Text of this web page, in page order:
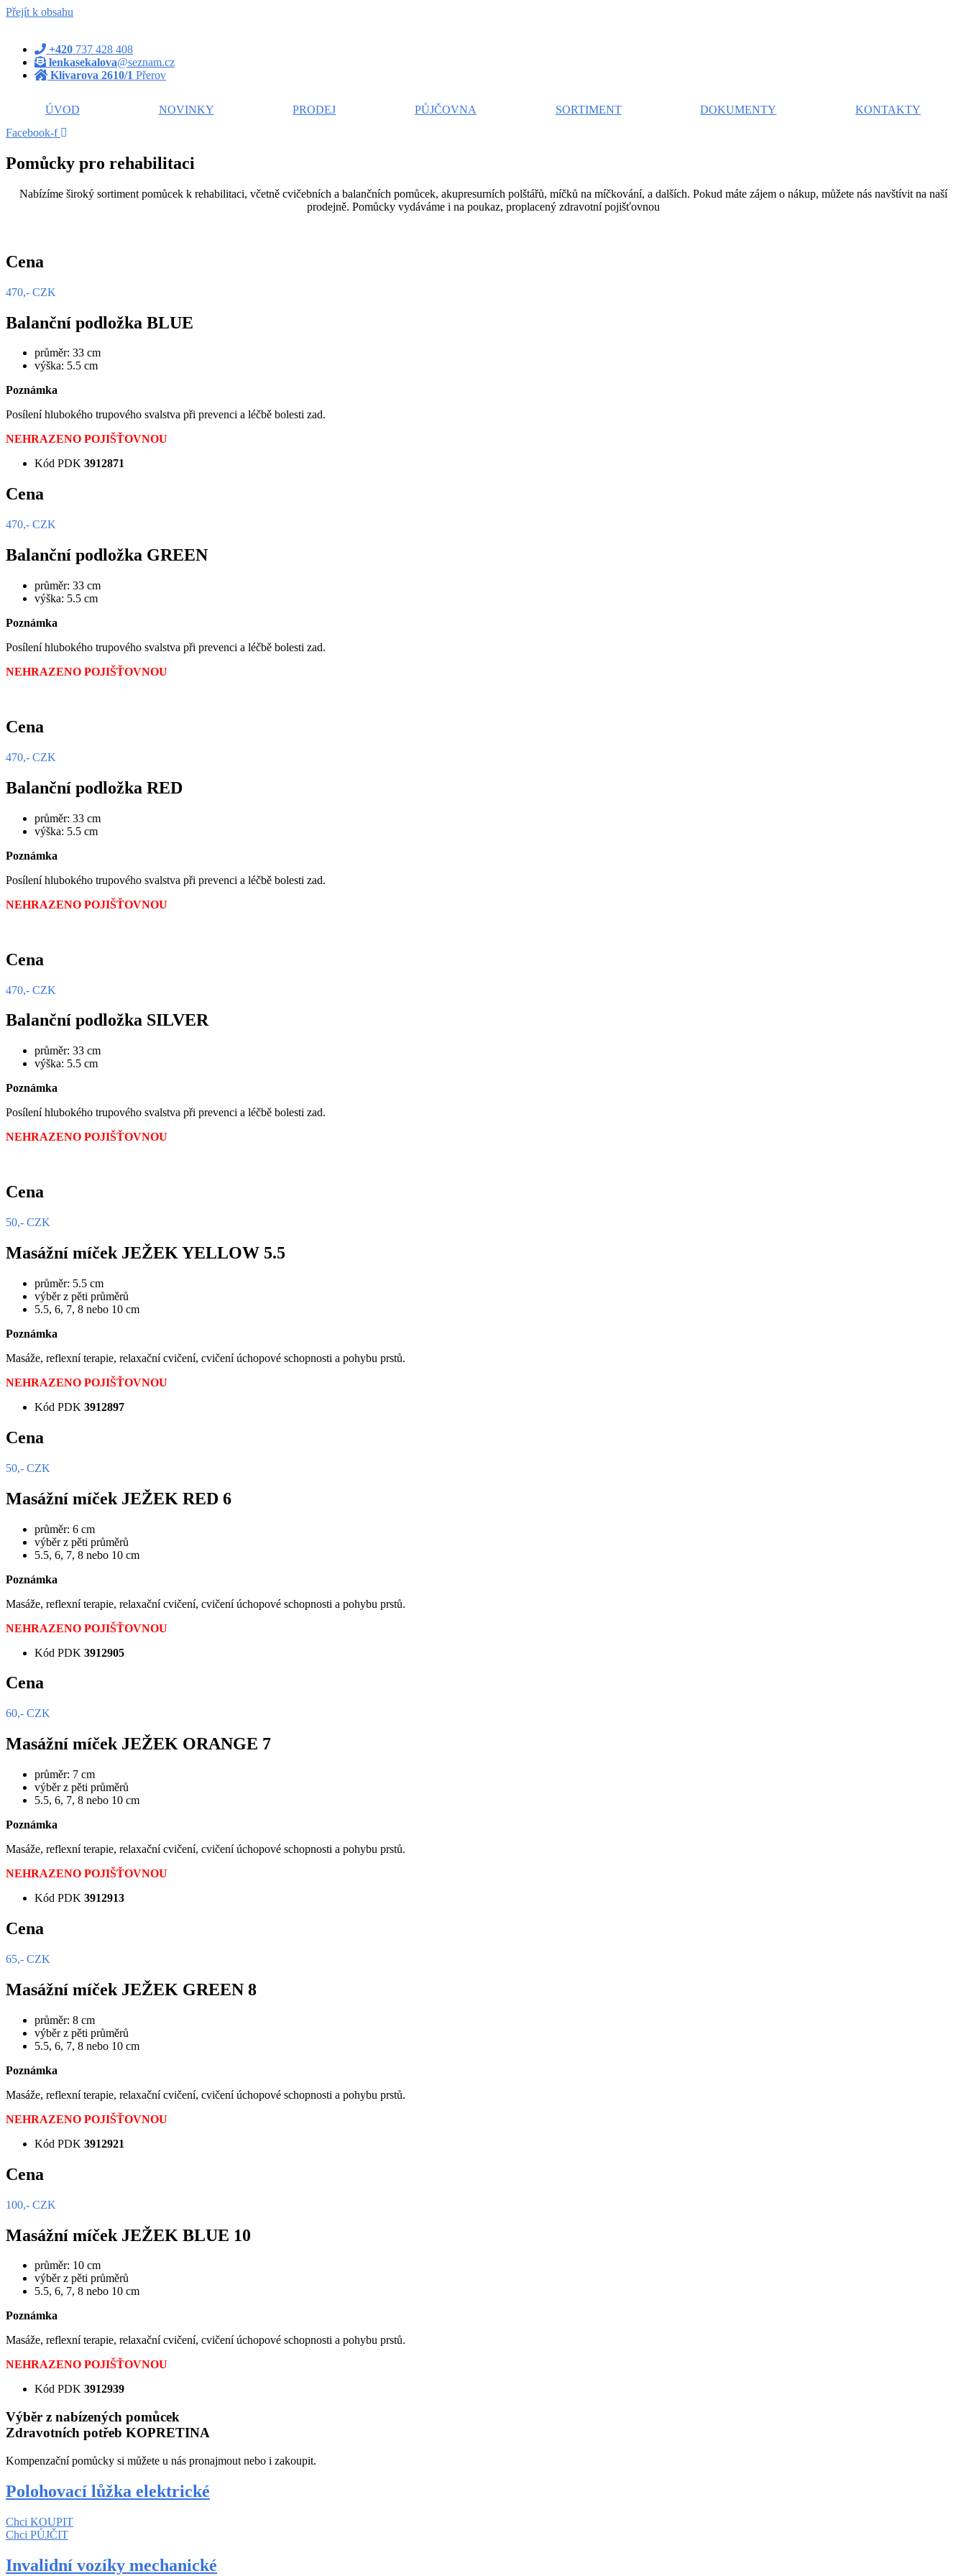
Přejít k obsahu
+420 737 428 408
lenkasekalova@seznam.cz
Klivarova 2610/1 Přerov
ÚVOD NOVINKY PRODEJ PŮJČOVNA SORTIMENT DOKUMENTY
KONTAKTY
Facebook-f
Pomůcky pro rehabilitaci
Nabízíme široký sortiment pomůcek k rehabilitaci, včetně cvičebních a balančních pomůcek, akupresurních polštářů, míčků na míčkování, a dalších. Pokud máte zájem o nákup, můžete nás navštívit na naší
prodejně. Pomůcky vydáváme i na poukaz, proplacený zdravotní pojišťovnou
Cena
470,- CZK
Balanční podložka BLUE
průměr: 33 cm
výška: 5.5 cm
Poznámka
Posílení hlubokého trupového svalstva při prevenci a léčbě bolesti zad.
NEHRAZENO POJIŠŤOVNOU
Kód PDK 3912871
Cena
470,- CZK
Balanční podložka GREEN
průměr: 33 cm
výška: 5.5 cm
Poznámka
Posílení hlubokého trupového svalstva při prevenci a léčbě bolesti zad.
NEHRAZENO POJIŠŤOVNOU
Cena
470,- CZK
Balanční podložka RED
průměr: 33 cm
výška: 5.5 cm
Poznámka
Posílení hlubokého trupového svalstva při prevenci a léčbě bolesti zad.
NEHRAZENO POJIŠŤOVNOU
Cena
470,- CZK
Balanční podložka SILVER
průměr: 33 cm
výška: 5.5 cm
Poznámka
Posílení hlubokého trupového svalstva při prevenci a léčbě bolesti zad.
NEHRAZENO POJIŠŤOVNOU
Cena
50,- CZK
Masážní míček JEŽEK YELLOW 5.5
průměr: 5.5 cm
výběr z pěti průměrů
5.5, 6, 7, 8 nebo 10 cm
Poznámka
Masáže, reflexní terapie, relaxační cvičení, cvičení úchopové schopnosti a pohybu prstů.
NEHRAZENO POJIŠŤOVNOU
Kód PDK 3912897
Cena
50,- CZK
Masážní míček JEŽEK RED 6
průměr: 6 cm
výběr z pěti průměrů
5.5, 6, 7, 8 nebo 10 cm
Poznámka
Masáže, reflexní terapie, relaxační cvičení, cvičení úchopové schopnosti a pohybu prstů.
NEHRAZENO POJIŠŤOVNOU
Kód PDK 3912905
Cena
60,- CZK
Masážní míček JEŽEK ORANGE 7
průměr: 7 cm
výběr z pěti průměrů
5.5, 6, 7, 8 nebo 10 cm
Poznámka
Masáže, reflexní terapie, relaxační cvičení, cvičení úchopové schopnosti a pohybu prstů.
NEHRAZENO POJIŠŤOVNOU
Kód PDK 3912913
Cena
65,- CZK
Masážní míček JEŽEK GREEN 8
průměr: 8 cm
výběr z pěti průměrů
5.5, 6, 7, 8 nebo 10 cm
Poznámka
Masáže, reflexní terapie, relaxační cvičení, cvičení úchopové schopnosti a pohybu prstů.
NEHRAZENO POJIŠŤOVNOU
Kód PDK 3912921
Cena
100,- CZK
Masážní míček JEŽEK BLUE 10
průměr: 10 cm
výběr z pěti průměrů
5.5, 6, 7, 8 nebo 10 cm
Poznámka
Masáže, reflexní terapie, relaxační cvičení, cvičení úchopové schopnosti a pohybu prstů.
NEHRAZENO POJIŠŤOVNOU
Kód PDK 3912939
Výběr z nabízených pomůcek
Zdravotních potřeb KOPRETINA
Kompenzační pomůcky si můžete u nás pronajmout nebo i zakoupit.
Polohovací lůžka elektrické
Chci KOUPIT
Chci PŮJČIT
Invalidní vozíky mechanické